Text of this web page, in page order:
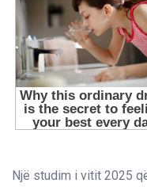
Një studim i vitit 2025